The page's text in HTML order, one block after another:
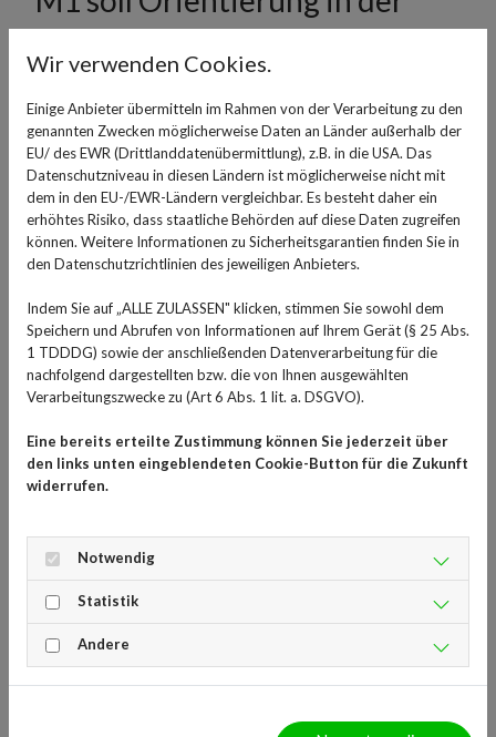
Pubertät bieten
In der Pubertät ändert sich so einiges - vor allem
körperlich. Damit Mädchen damit besser umgehen
können und ihre wichtigsten Fragen kompetent
beantwortet bekommen, bieten die teilnehmenden
Betriebskrankenkassen seit dem 1. Oktober 2024 an,
die Mädchensprechstunde M1 bei einem Gynäkologen
zu besuchen.
Wenn sich der Körper in der Pubertät verändert und
auch die Sexualität zum Thema wird, möchten manche
Mädchen nicht mit den Eltern darüber reden. Eine
neutrale, aber professionelle Ansprechperson kann da
der Gynäkologe sein. Die Beratung bei dieser
Mädchensprechstunde M1 wird von den teilnehmenden
17 Jahren bezahlt. Ob die entsprechende Krankenkasse
bereits an dem Programm beteiligt ist, kann man im
Internet herausfinden.
Mädchensprechstunde M1
ermöglicht ein persönliches
Wir verwenden Cookies.
Einige Anbieter übermitteln im Rahmen von der Verarbeitung zu den
genannten Zwecken möglicherweise Daten an Länder außerhalb der
EU/ des EWR (Drittlanddatenübermittlung), z.B. in die USA. Das
Datenschutzniveau in diesen Ländern ist möglicherweise nicht mit
dem in den EU-/EWR-Ländern vergleichbar. Es besteht daher ein
erhöhtes Risiko, dass staatliche Behörden auf diese Daten zugreifen
können. Weitere Informationen zu Sicherheitsgarantien finden Sie in
den Datenschutzrichtlinien des jeweiligen Anbieters.
Indem Sie auf „ALLE ZULASSEN" klicken, stimmen Sie sowohl dem
Speichern und Abrufen von Informationen auf Ihrem Gerät (§ 25 Abs.
1 TDDDG) sowie der anschließenden Datenverarbeitung für die
nachfolgend dargestellten bzw. die von Ihnen ausgewählten
Verarbeitungszwecke zu (Art 6 Abs. 1 lit. a. DSGVO).
Eine bereits erteilte Zustimmung können Sie jederzeit über
den links unten eingeblendeten Cookie-Button für die Zukunft
widerrufen.
Notwendig
Statistik
Andere